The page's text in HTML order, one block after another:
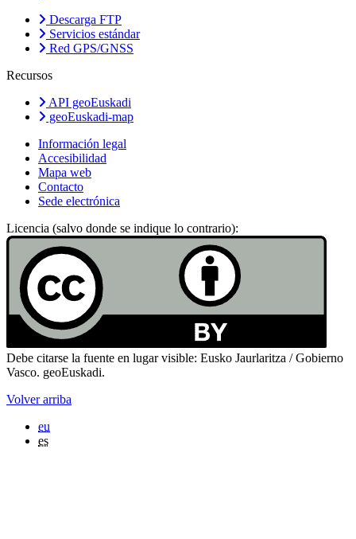
Descarga FTP
Servicios estándar
Red GPS/GNSS
Recursos
API geoEuskadi
geoEuskadi-map
Información legal
Accesibilidad
Mapa web
Contacto
Sede electrónica
Licencia (salvo donde se indique lo contrario):
Debe citarse la fuente en lugar visible: Eusko Jaurlaritza / Gobierno
Vasco. geoEuskadi.
Volver arriba
eu
es